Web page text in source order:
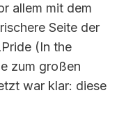
allem mit dem
Seite der
(In the
zum großen
war klar: diese